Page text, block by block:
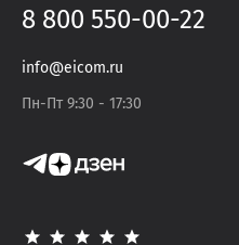
8 800 550-00-22
info@eicom.ru
Пн-Пт 9:30 - 17:30